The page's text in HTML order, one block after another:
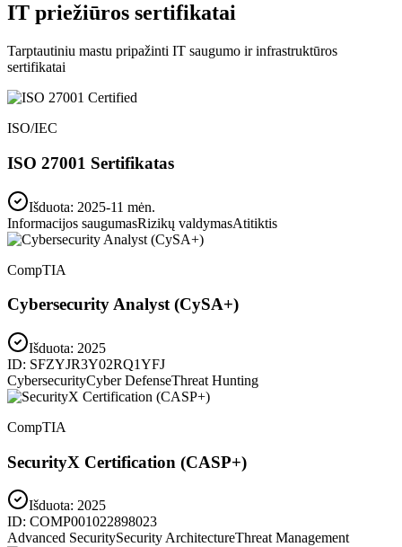
IT priežiūros sertifikatai
Tarptautiniu mastu pripažinti IT saugumo ir infrastruktūros
sertifikatai
ISO/IEC
ISO 27001 Sertifikatas
Išduota: 2025-11 mėn.
Informacijos saugumasRizikų valdymasAtitiktis
CompTIA
Cybersecurity Analyst (CySA+)
Išduota: 2025
ID: SFZYJR3Y02RQ1YFJ
CybersecurityCyber DefenseThreat Hunting
CompTIA
SecurityX Certification (CASP+)
Išduota: 2025
ID: COMP001022898023
Advanced SecuritySecurity ArchitectureThreat Management